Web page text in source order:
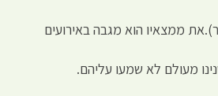
ממצאיו הוא מגבה באירועים
מעולם לא שמעו עליהם.